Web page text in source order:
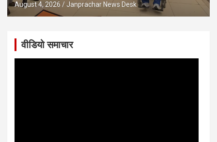
August 4, 2026 Janprachar News Desk
वीडियो समाचार